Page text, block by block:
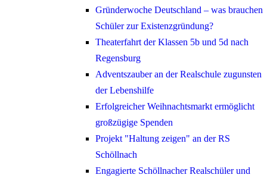
Gründerwoche Deutschland – was brauchen
Schüler zur Existenzgründung?
Theaterfahrt der Klassen 5b und 5d nach
Regensburg
Adventszauber an der Realschule zugunsten
der Lebenshilfe
Erfolgreicher Weihnachtsmarkt ermöglicht
großzügige Spenden
Projekt "Haltung zeigen" an der RS
Schöllnach
Engagierte Schöllnacher Realschüler und